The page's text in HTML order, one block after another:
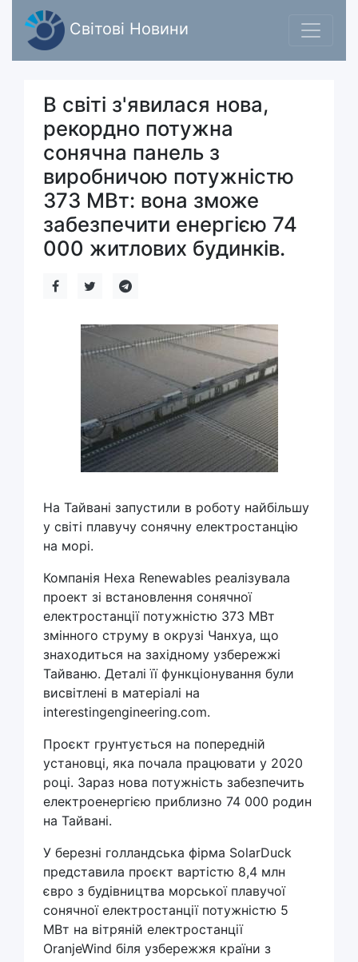
Світові Новини
В світі з'явилася нова,
рекордно потужна
сонячна панель з
виробничою потужністю
373 МВт: вона зможе
забезпечити енергією 74
000 житлових будинків.
На Тайвані запустили в роботу найбільшу
у світі плавучу сонячну електростанцію
на морі.
Компанія Hexa Renewables реалізувала
проект зі встановлення сонячної
електростанції потужністю 373 МВт
змінного струму в окрузі Чанхуа, що
знаходиться на західному узбережжі
Тайваню. Деталі її функціонування були
висвітлені в матеріалі на
interestingengineering.com.
Проєкт грунтується на попередній
установці, яка почала працювати у 2020
році. Зараз нова потужність забезпечить
електроенергією приблизно 74 000 родин
на Тайвані.
У березні голландська фірма SolarDuck
представила проєкт вартістю 8,4 млн
євро з будівництва морської плавучої
сонячної електростанції потужністю 5
МВт на вітряній електростанції
OranjeWind біля узбережжя країни з